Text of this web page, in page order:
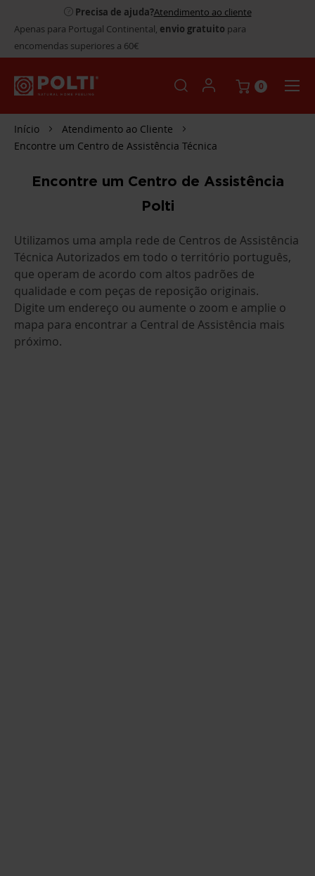
Precisa de ajuda?Atendimento ao cliente
Apenas para Portugal Continental, envio gratuito para
encomendas superiores a 60€
0
Início
Atendimento ao Cliente
Encontre um Centro de Assistência Técnica
Encontre um Centro de Assistência
Polti
Utilizamos uma ampla rede de Centros de Assistência
Técnica Autorizados em todo o território português,
que operam de acordo com altos padrões de
qualidade e com peças de reposição originais.
Digite um endereço ou aumente o zoom e amplie o
mapa para encontrar a Central de Assistência mais
próximo.